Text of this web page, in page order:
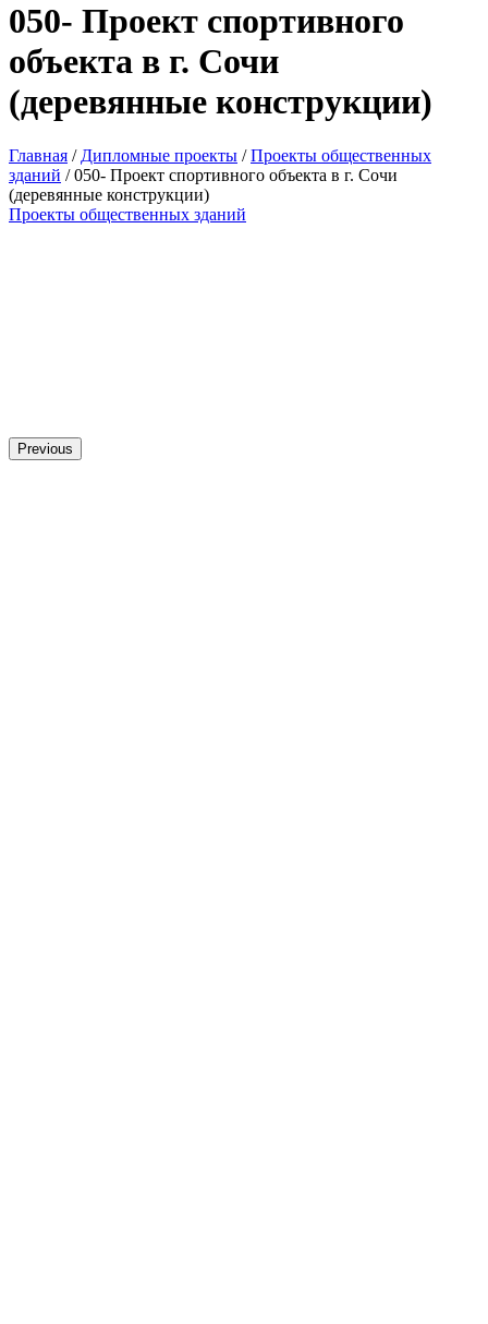
050- Проект спортивного
объекта в г. Сочи
(деревянные конструкции)
Главная / Дипломные проекты /Проекты общественных
зданий / 050- Проект спортивного объекта в г. Сочи
(деревянные конструкции)
Проекты общественных зданий
Previous